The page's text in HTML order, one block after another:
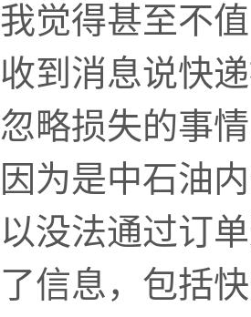
我觉得甚至不
收到消息说快
忽略损失的事
因为是中石油
以没法通过订
了信息，包括